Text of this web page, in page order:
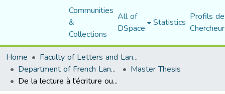
Communities
&
Collections
All of
DSpace Statistics Profils
Home
Faculty of Letters and Languages
Department of French Language and Literature Master Thesis
De la lecture à l'écriture ou comment réinvestir des connaissances de la lecture en production écrite. Cas des apprenants de la 5ème année primaire, Ecole « 1er novembre 1954 » - m'sila-